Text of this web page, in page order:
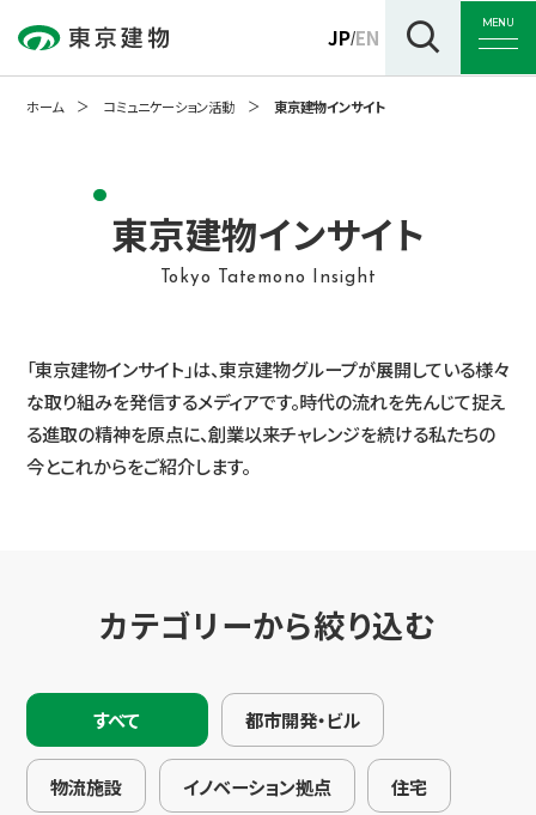
トップ
事業紹介
サステナビリティ
ニュース
JP/EN
MENU
ホーム コミュニケーション活動 東京建物インサイト
東京建物インサイト
Tokyo Tatemono Insight
「東京建物インサイト」は、東京建物グループが展開している様々
な取り組みを発信するメディアです。時代の流れを先んじて捉え
る進取の精神を原点に、創業以来チャレンジを続ける私たちの
今とこれからをご紹介します。
カテゴリーから絞り込む
すべて 都市開発・ビル
物流施設 イノベーション拠点 住宅